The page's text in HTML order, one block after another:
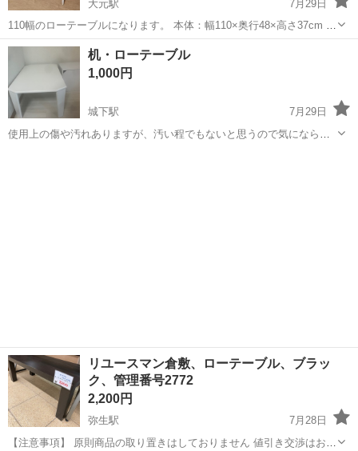
大元駅
7月29日
110幅のローテーブルになります。 本体：幅110×奥行48×高さ37cm 引
出内寸(1杯あたり)：幅24.5×奥行33.5×深さ5cm お写真では白く見えて
ますが、真っ白ではなくアイボリーやクリームみたいな感じです。 ...
岡山 岡山市 テーブル
机・ローテーブル
1,000円
城下駅
7月29日
使用上の傷や汚れありますが、汚い程でもないと思うので気にならな
リユースマン倉敷、ローテーブル、ブラッ
ク、管理番号2772
2,200円
弥生駅
7月28日
【注意事項】 原則商品の取り置きはしておりません 値引き交渉はお受